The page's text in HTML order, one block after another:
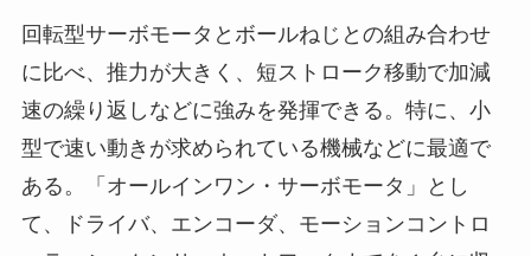
回転型サーボモータとボールねじとの組み合わせ
に比べ、推力が大きく、短ストローク移動で加減
速の繰り返しなどに強みを発揮できる。特に、小
型で速い動きが求められている機械などに最適で
ある。「オールインワン・サーボモータ」とし
て、ドライバ、エンコーダ、モーションコントロ